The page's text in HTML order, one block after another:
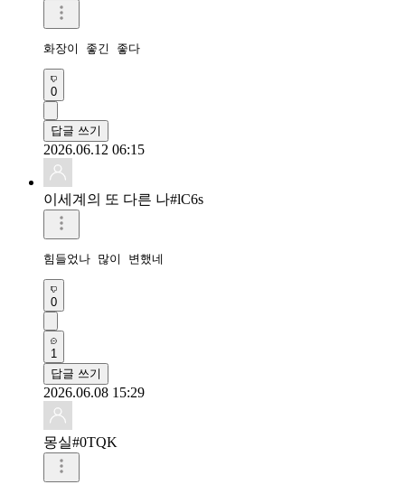
화장이 좋긴 좋다
0
답글 쓰기
2026.06.12 06:15
이세계의 또 다른 나#lC6s
힘들었나 많이 변했네
0
1
답글 쓰기
2026.06.08 15:29
몽실#0TQK